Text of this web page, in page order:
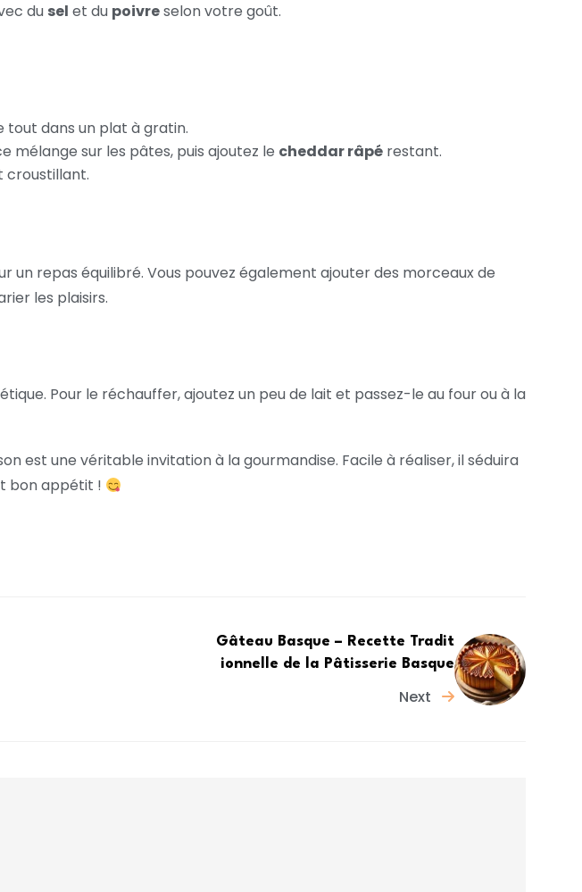
du sel et du poivreselon votre goût.
tout dans un plat à gratin.
mélange sur les pâtes, puis ajoutez le cheddar râpé restant.
croustillant.
un repas équilibré. Vous pouvez également ajouter des morceaux de
les plaisirs.
Pour le réchauffer, ajoutez un peu de lait et passez-le au four ou à la
est une véritable invitation à la gourmandise. Facile à réaliser, il séduira
bon appétit !
Gâteau Basque – Recette Tradit
ionnelle de la Pâtisserie Basque
Next